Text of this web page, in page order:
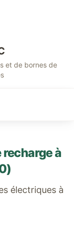
et de bornes de
à
)
électriques à